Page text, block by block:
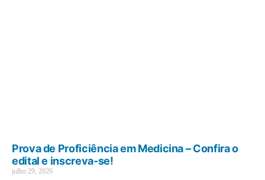
Prova de Proficiência em Medicina – Confira o
edital e inscreva-se!
julho 29, 2026